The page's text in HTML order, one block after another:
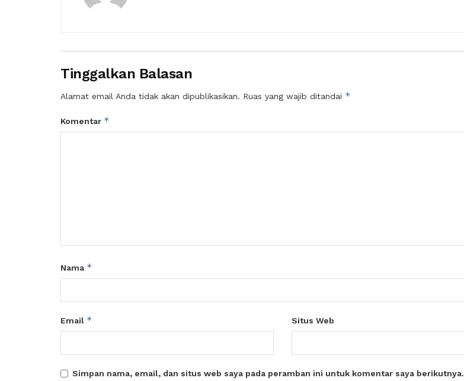
Tinggalkan Balasan
Alamat email Anda tidak akan dipublikasikan. Ruas yang wajib ditandai *
Komentar *
Nama *
Email * Situs Web
Simpan nama, email, dan situs web saya pada peramban ini untuk komentar saya berikutnya.